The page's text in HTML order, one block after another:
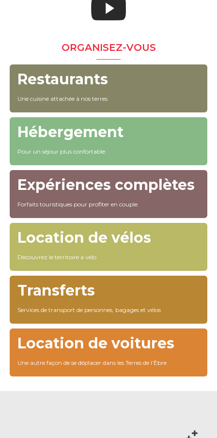
ORGANISEZ-VOUS
Restaurants
Une cuisine attachée à nos terres
Hébergement
Pour un séjour plus confortable
Expériences complètes
Forfaits touristiques pour profiter en couple
Location de vélos
Découvrez le territoire à vélo
Transferts
Services de transport de personnes, bagages et vélos
Location de voitures
Une autre façon de se déplacer dans les Terres de l’Èbre